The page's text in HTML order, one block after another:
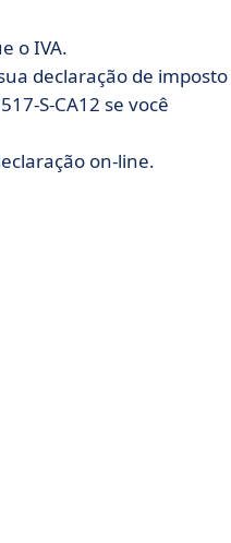
o IVA.
declaração de imposto
S-CA12 se você
on-line.